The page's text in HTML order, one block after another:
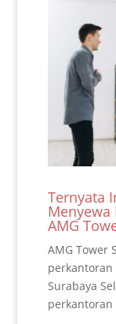
Ternyata
Menyewa
AMG
AMG Tower
perkantoran
Surabaya
perkantoran